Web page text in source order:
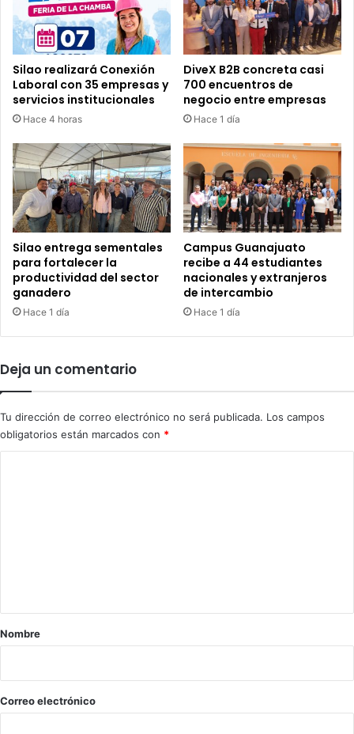
r
s
i
ó
n
d
e
S
i
l
a
o
"
:
M
e
a
i
e
u
r
i
f
o
u
e
s
e
n
o
s
a
r
r
e
b
e
n
l
Silao realizará Conexión
Laboral con 35 empresas y
servicios institucionales
Hace 4 horas
DiveX B2B concreta casi
700 encuentros de
negocio entre empresas
Hace 1 día
Silao entrega sementales
para fortalecer la
productividad del sector
ganadero
Hace 1 día
Campus Guanajuato
recibe a 44 estudiantes
nacionales y extranjeros
de intercambio
Hace 1 día
Deja un comentario
Tu dirección de correo electrónico no será publicada. Los campos
obligatorios están marcados con *
r
*
Nombre
Correo electrónico